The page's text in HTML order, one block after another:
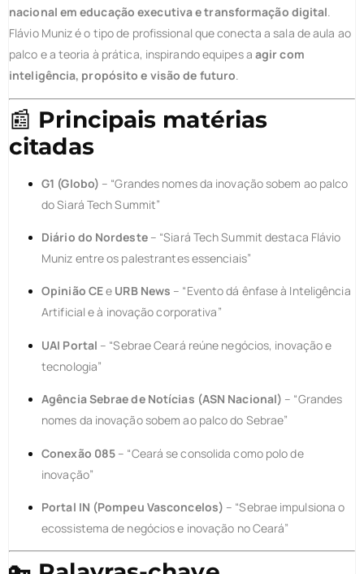
nacional em educação executiva e transformação digital.
Flávio Muniz é o tipo de profissional que conecta a sala de aula ao
palco e a teoria à prática, inspirando equipes a agir com
inteligência, propósito e visão de futuro.
📰 Principais matérias
citadas
G1 (Globo) – “Grandes nomes da inovação sobem ao palco
do Siará Tech Summit”
Diário do Nordeste– “Siará Tech Summit destaca Flávio
Muniz entre os palestrantes essenciais”
Opinião CEe URB News – “Evento dá ênfase à Inteligência
Artificial e à inovação corporativa”
UAI Portal – “Sebrae Ceará reúne negócios, inovação e
tecnologia”
Agência Sebrae de Notícias (ASN Nacional) – “Grandes
nomes da inovação sobem ao palco do Sebrae”
Conexão 085 – “Ceará se consolida como polo de
inovação”
Portal IN (Pompeu Vasconcelos) – “Sebrae impulsiona o
ecossistema de negócios e inovação no Ceará”